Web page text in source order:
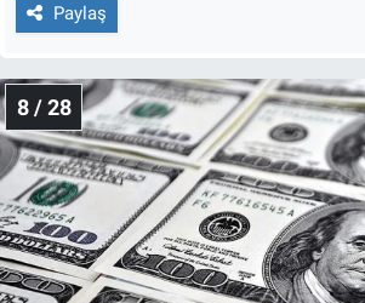
Paylaş
8 / 28